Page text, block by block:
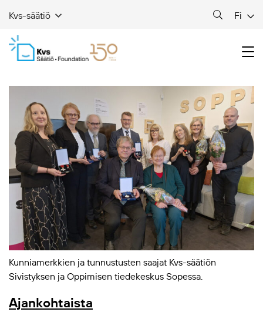
Kvs-säätiö Fi
Kunniamerkkien ja tunnustusten saajat Kvs-säätiön
Sivistyksen ja Oppimisen tiedekeskus Sopessa.
Ajankohtaista